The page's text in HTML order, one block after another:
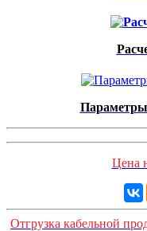
Параметры
Цена
Отгрузка кабельной